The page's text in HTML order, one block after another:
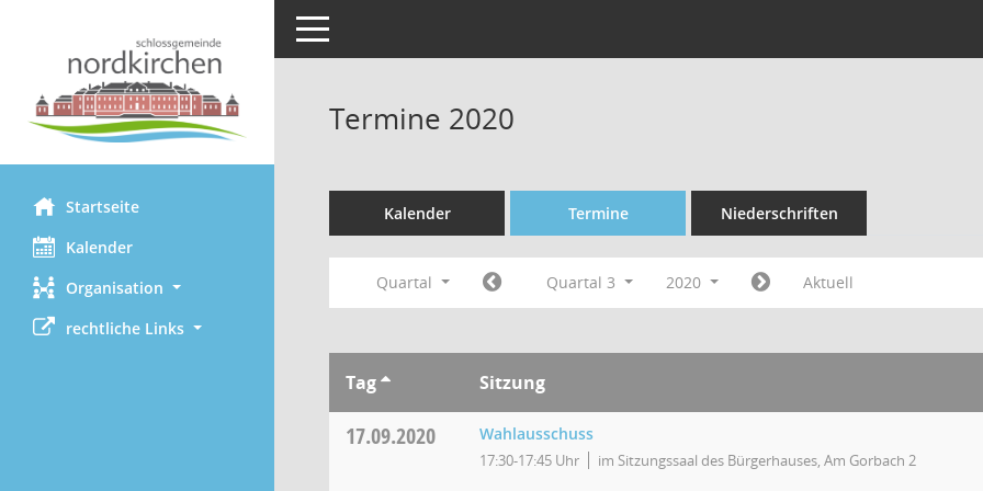
Startseite
Kalender
Organisation
rechtliche Links
Toggle navigation
Termine 2020
Kalender Termine Niederschriften
Quartal Quartal 3 2020 Aktuell
Tag Sitzung
17.09.2020 Wahlausschuss
17:30-17:45 Uhr im Sitzungssaal des Bürgerhauses, Am Gorbach 2